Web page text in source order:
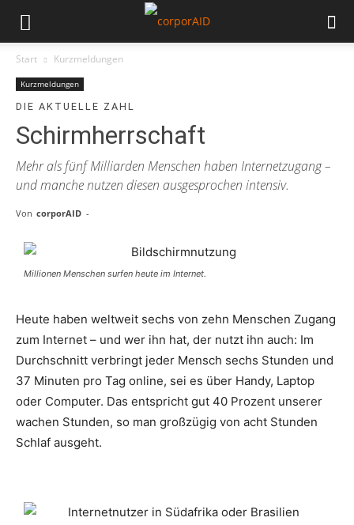
Start Kurzmeldungen
Kurzmeldungen
DIE AKTUELLE ZAHL
Schirmherrschaft
Mehr als fünf Milliarden Menschen haben Internetzugang –
und manche nutzen diesen ausgesprochen intensiv.
Von corporAID -
Millionen Menschen surfen heute im Internet.
Heute haben weltweit sechs von zehn Menschen Zugang
zum Internet – und wer ihn hat, der nutzt ihn auch: Im
Durchschnitt verbringt jeder Mensch sechs Stunden und
37 Minuten pro Tag online, sei es über Handy, Laptop
oder Computer. Das entspricht gut 40 Prozent unserer
wachen Stunden, so man großzügig von acht Stunden
Schlaf ausgeht.